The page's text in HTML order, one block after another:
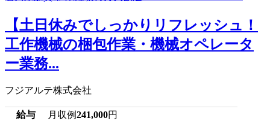
【土日休みでしっかりリフレッシュ！
工作機械の梱包作業・機械オペレータ
ー業務...
フジアルテ株式会社
給与 月収例241,000円